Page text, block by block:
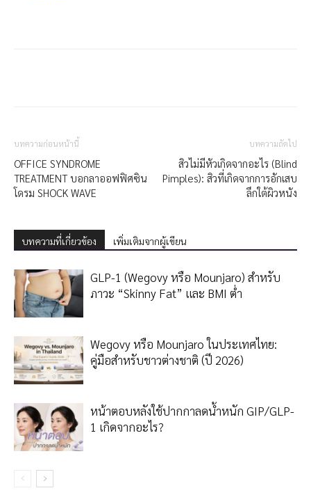
บทความก่อนหน้านี้
OFFICE SYNDROME
TREATMENT บอกลาออฟฟิศซิน
โดรม SHOCK WAVE
บทความถัดไป
สิวไม่มีหัวเกิดจากอะไร (Blind
Pimples): สิวที่เกิดจากการอักเสบ
ลึกใต้ผิวหนัง
บทความที่เกี่ยวข้อง เพิ่มเติมจากผู้เขียน
GLP-1 (Wegovy หรือ Mounjaro) สำหรับ
ภาวะ “Skinny Fat” และ BMI ต่ำ
Wegovy หรือ Mounjaro ในประเทศไทย:
คู่มือสำหรับชาวต่างชาติ (ปี 2026)
หน้าตอบหลังใช้ปากกาลดน้ำหนัก GIP/GLP-
1 เกิดจากอะไร?